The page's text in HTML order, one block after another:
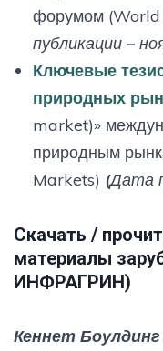
форумом (World
публикации –
Ключевые
природных
market)»
природным
Markets) (Дата
Скачать /
материалы
ИНФРАГРИН)
Кеннет